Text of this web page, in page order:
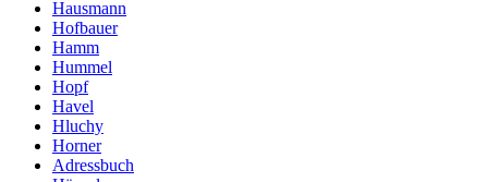
Hausmann
Hofbauer
Hamm
Hummel
Hopf
Havel
Hluchy
Horner
Adressbuch